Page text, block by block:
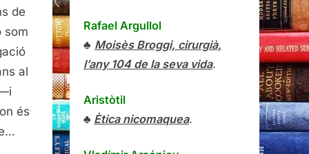
de
som
al
és
Rafael Argullol
♣ Moisès Broggi, cirurgià,
l’any 104 de la seva vida.
Aristòtil
♣ Ètica nicomaquea.